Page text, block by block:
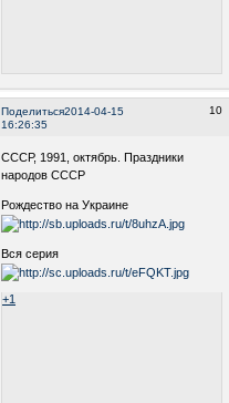
Поделиться 10
2014-04-15
16:26:35
СССР, 1991, октябрь. Праздники
народов СССР
Рождество на Украине
Вся серия
+1